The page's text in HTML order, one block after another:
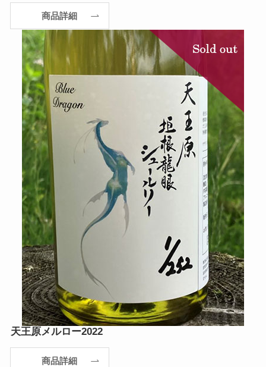
商品詳細
天王原メルロー2022
商品詳細